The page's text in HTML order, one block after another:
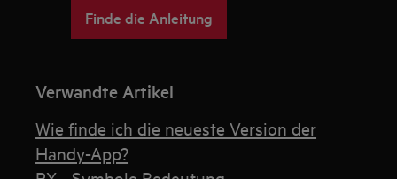
Finde die Anleitung
Verwandte Artikel
Wie finde ich die neueste Version der
Handy-App?